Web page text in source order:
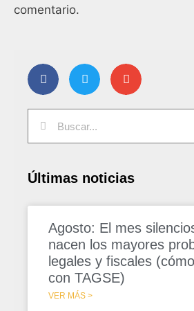
comentario.
Últimas noticias
Agosto: El mes
nacen los mayores
legales y fiscales
con TAGSE)
VER MÁS >